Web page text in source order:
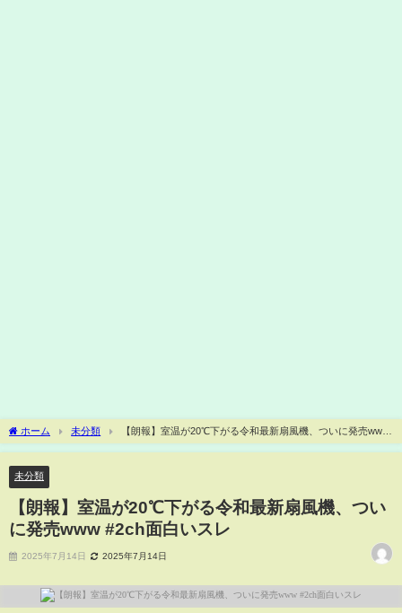
ホーム 未分類
【朗報】室温が20℃下がる令和最新扇風機、ついに発売www
#2ch面白いスレ
未分類
【朗報】室温が20℃下がる令和最新扇風機、つい
に発売www #2ch面白いスレ
2025年7月14日 2025年7月14日